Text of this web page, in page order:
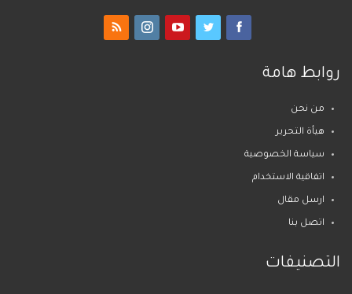
روابط هامة
من نحن
هيأة التحرير
سياسة الخصوصية
اتفاقية الاستخدام
ارسل مقال
اتصل بنا
التصنيفات